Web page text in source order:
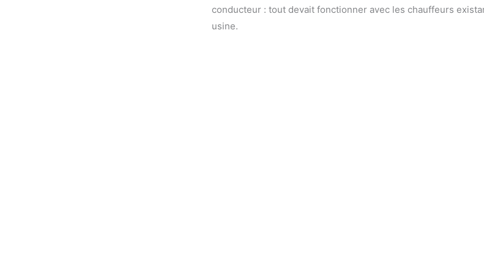
conducteur : tout devait fonctionner avec les chauffeurs
usine.